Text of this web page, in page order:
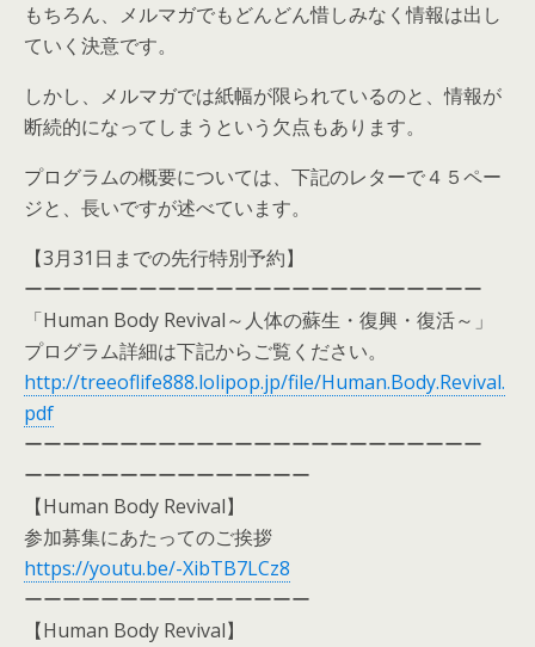
もちろん、メルマガでもどんどん惜しみなく情報は出し
ていく決意です。
しかし、メルマガでは紙幅が限られているのと、情報が
断続的になってしまうという欠点もあります。
プログラムの概要については、下記のレターで４５ペー
ジと、長いですが述べています。
【3月31日までの先行特別予約】
ーーーーーーーーーーーーーーーーーーーーーーーー
「Human Body Revival～人体の蘇生・復興・復活～」
プログラム詳細は下記からご覧ください。
http://treeoflife888.lolipop.jp/file/Human.Body.Revival.
pdf
ーーーーーーーーーーーーーーーーーーーーーーーー
ーーーーーーーーーーーーーーー
【Human Body Revival】
参加募集にあたってのご挨拶
https://youtu.be/-XibTB7LCz8
ーーーーーーーーーーーーーーー
【Human Body Revival】